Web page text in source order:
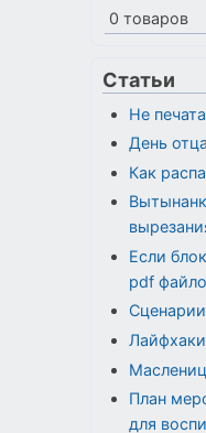
0 товаров
Статьи
Не
День
Как
Если
pdf
План
для